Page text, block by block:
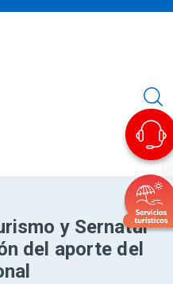
y Sernatur
del aporte del